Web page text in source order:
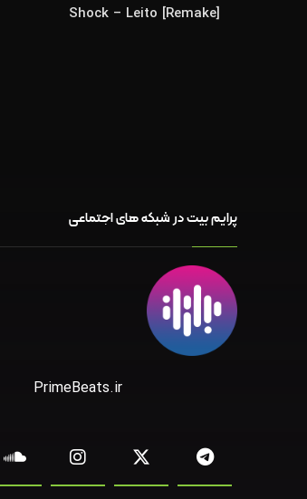
Shock – Leito [Remake]
پرایم بیت در شبکه های اجتماعی
PrimeBeats.ir